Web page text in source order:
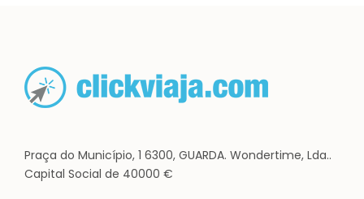
Praça do Município, 1 6300, GUARDA. Wondertime, Lda..
Capital Social de 40000 €